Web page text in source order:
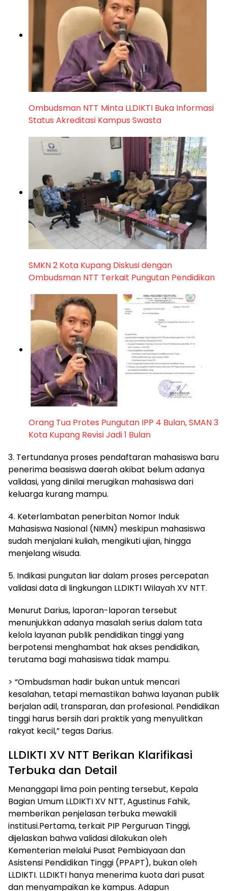
Ombudsman NTT Minta LLDIKTI Buka Informasi
Status Akreditasi Kampus Swasta
SMKN 2 Kota Kupang Diskusi dengan
Ombudsman NTT Terkait Pungutan Pendidikan
Orang Tua Protes Pungutan IPP 4 Bulan, SMAN 3
Kota Kupang Revisi Jadi 1 Bulan
3. Tertundanya proses pendaftaran mahasiswa baru
penerima beasiswa daerah akibat belum adanya
validasi, yang dinilai merugikan mahasiswa dari
keluarga kurang mampu.
4. Keterlambatan penerbitan Nomor Induk
Mahasiswa Nasional (NIMN) meskipun mahasiswa
sudah menjalani kuliah, mengikuti ujian, hingga
menjelang wisuda.
5. Indikasi pungutan liar dalam proses percepatan
validasi data di lingkungan LLDIKTI Wilayah XV NTT.
Menurut Darius, laporan-laporan tersebut
menunjukkan adanya masalah serius dalam tata
kelola layanan publik pendidikan tinggi yang
berpotensi menghambat hak akses pendidikan,
terutama bagi mahasiswa tidak mampu.
> “Ombudsman hadir bukan untuk mencari
kesalahan, tetapi memastikan bahwa layanan publik
berjalan adil, transparan, dan profesional. Pendidikan
tinggi harus bersih dari praktik yang menyulitkan
rakyat kecil,” tegas Darius.
LLDIKTI XV NTT Berikan Klarifikasi
Terbuka dan Detail
Menanggapi lima poin penting tersebut, Kepala
Bagian Umum LLDIKTI XV NTT, Agustinus Fahik,
memberikan penjelasan terbuka mewakili
institusi.Pertama, terkait PIP Perguruan Tinggi,
dijelaskan bahwa validasi dilakukan oleh
Kementerian melalui Pusat Pembiayaan dan
Asistensi Pendidikan Tinggi (PPAPT), bukan oleh
LLDIKTI. LLDIKTI hanya menerima kuota dari pusat
dan menyampaikan ke kampus. Adapun